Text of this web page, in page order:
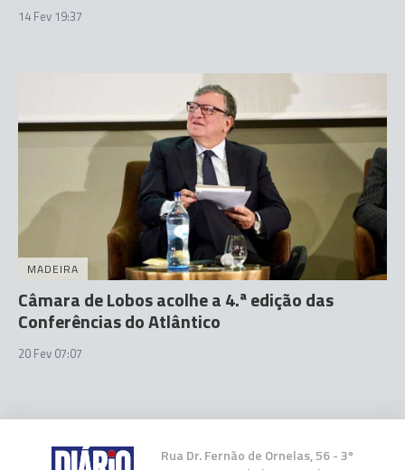
14 Fev 19:37
MADEIRA
Câmara de Lobos acolhe a 4.ª edição das
Conferências do Atlântico
20 Fev 07:07
Rua Dr. Fernão de Ornelas, 56 - 3º